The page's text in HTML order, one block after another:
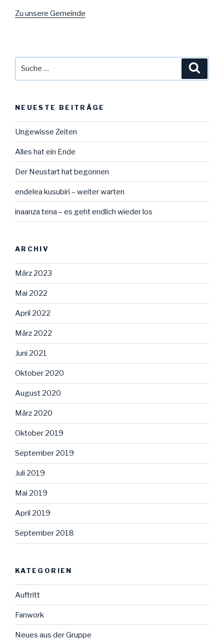
Zu unsere Gemeinde
NEUESTE BEITRÄGE
Ungewisse Zeiten
Alles hat ein Ende
Der Neustart hat begonnen
endelea kusubiri – weiter warten
inaanza tena – es geht endlich wieder los
ARCHIV
März 2023
Mai 2022
April 2022
März 2022
Juni 2021
Oktober 2020
August 2020
März 2020
Oktober 2019
September 2019
Juli 2019
Mai 2019
April 2019
September 2018
KATEGORIEN
Auftritt
Fanwork
Neues aus der Gruppe